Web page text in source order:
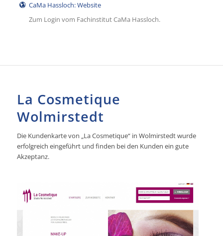
CaMa Hassloch: Website
Zum Login vom Fachinstitut CaMa Hassloch.
La Cosmetique
Wolmirstedt
Die Kundenkarte von „La Cosmetique“ in Wolmirstedt wurde
erfolgreich eingeführt und finden bei den Kunden ein gute
Akzeptanz.